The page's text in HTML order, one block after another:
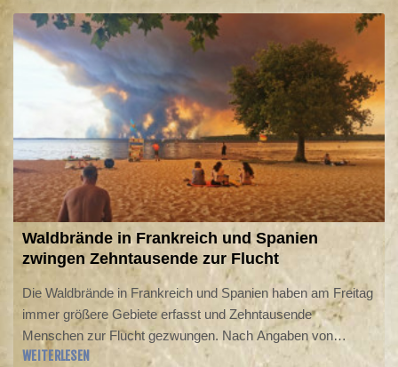
das weitere Vorgehen zwischen den zuständigen Behörden
abgestimmt. Um welche Walart es sich handelte, könne noch
nicht abschließend gesagt werden.
Waldbrände in Frankreich und Spanien
zwingen Zehntausende zur Flucht
Die Waldbrände in Frankreich und Spanien haben am Freitag
immer größere Gebiete erfasst und Zehntausende
Menschen zur Flucht gezwungen. Nach Angaben von
Innenminister Laurent Nuñez wurden im Südwesten
WEITERLESEN